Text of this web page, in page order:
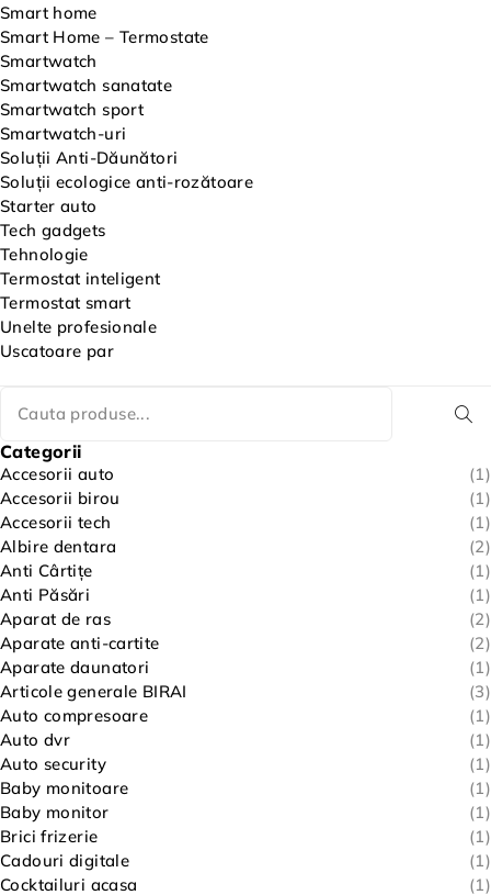
Smart home
Smart Home – Termostate
Smartwatch
Smartwatch sanatate
Smartwatch sport
Smartwatch-uri
Soluții Anti-Dăunători
Soluții ecologice anti-rozătoare
Starter auto
Tech gadgets
Tehnologie
Termostat inteligent
Termostat smart
Unelte profesionale
Uscatoare par
Categorii
Accesorii auto
(1)
Accesorii birou
(1)
Accesorii tech
(1)
Albire dentara
(2)
Anti Cârtițe
(1)
Anti Păsări
(1)
Aparat de ras
(2)
Aparate anti-cartite
(2)
Aparate daunatori
(1)
Articole generale BIRAI
(3)
Auto compresoare
(1)
Auto dvr
(1)
Auto security
(1)
Baby monitoare
(1)
Baby monitor
(1)
Brici frizerie
(1)
Cadouri digitale
(1)
Cocktailuri acasa
(1)